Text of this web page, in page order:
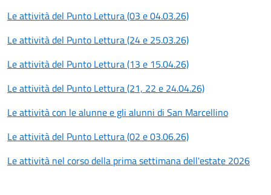
Le attività del Punto Lettura (03 e 04.03.26)
Le attività del Punto Lettura (24 e 25.03.26)
Le attività del Punto Lettura (13 e 15.04.26)
Le attività del Punto Lettura (21, 22 e 24.04.26)
Le attività con le alunne e gli alunni di San Marcellino
Le attività del Punto Lettura (02 e 03.06.26)
Le attività nel corso della prima settimana dell'estate 2026